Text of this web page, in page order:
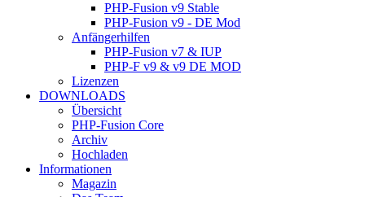
PHP-Fusion v9 Stable
PHP-Fusion v9 - DE Mod
Anfängerhilfen
PHP-Fusion v7 & IUP
PHP-F v9 & v9 DE MOD
Lizenzen
DOWNLOADS
Übersicht
PHP-Fusion Core
Archiv
Hochladen
Informationen
Magazin